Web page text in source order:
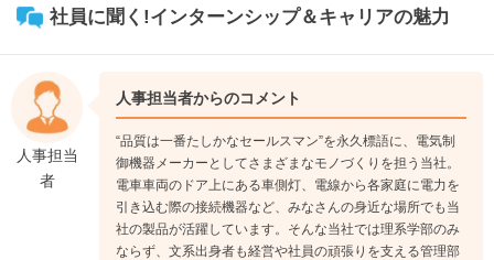
社員に聞く!インターンシップ＆キャリアの魅力
人事担当
者
人事担当者からのコメント
“品質は一番たしかなセールスマン”を永久標語に、電気制
御機器メーカーとしてさまざまなモノづくりを担う当社。
電車車両のドア上にある車側灯、電線から各家庭に電力を
引き込む際の接続機器など、みなさんの身近な場所でも当
社の製品が活躍しています。そんな当社では理系学部のみ
ならず、文系出身者も経営や社員の頑張りを支える管理部